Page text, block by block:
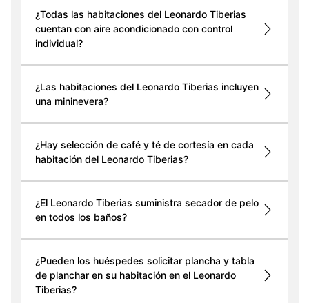
¿Todas las habitaciones del Leonardo Tiberias
cuentan con aire acondicionado con control
individual?
¿Las habitaciones del Leonardo Tiberias incluyen
una mininevera?
¿Hay selección de café y té de cortesía en cada
habitación del Leonardo Tiberias?
¿El Leonardo Tiberias suministra secador de pelo
en todos los baños?
¿Pueden los huéspedes solicitar plancha y tabla
de planchar en su habitación en el Leonardo
Tiberias?